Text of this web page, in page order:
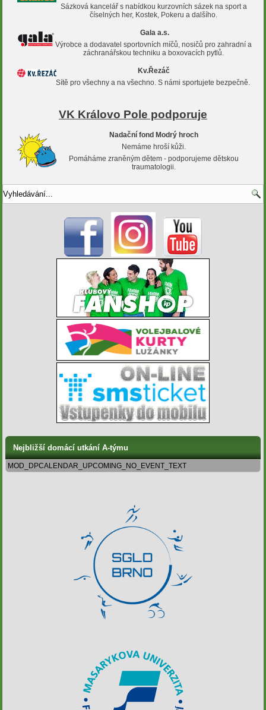
Sázková kancelář s nabídkou kurzovních sázek na sport a
číselných her, Kostek, Pokeru a dalšího.
Gala a.s.
Výrobce a dodavatel sportovních míčů, nosičů pro zahradní a
záchranářskou technikua boxovacích pytlů.
Kv.Řezáč
Sítě pro všechny a na všechno. S námi sportujete bezpečně.
VK Královo Pole podporuje
Nadační fond Modrý hroch
Nemáme hroší kůži.
Pomáháme zraněným dětem - podporujeme dětskou
traumatologii.
Nejbližší domácí utkání A-týmu
MOD_DPCALENDAR_UPCOMING_NO_EVENT_TEXT